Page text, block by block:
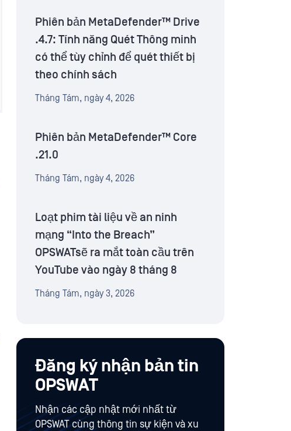
Phiên bản MetaDefender™ Drive
.4.7: Tính năng Quét Thông minh
có thể tùy chỉnh để quét thiết bị
theo chính sách
Tháng Tám, ngày 4, 2026
Phiên bản MetaDefender™ Core
.21.0
Tháng Tám, ngày 4, 2026
Loạt phim tài liệu về an ninh
mạng “Into the Breach”
OPSWATsẽ ra mắt toàn cầu trên
YouTube vào ngày 8 tháng 8
Tháng Tám, ngày 3, 2026
Đăng ký nhận bản tin
OPSWAT
Nhận các cập nhật mới nhất từ
OPSWAT cùng thông tin sự kiện và xu